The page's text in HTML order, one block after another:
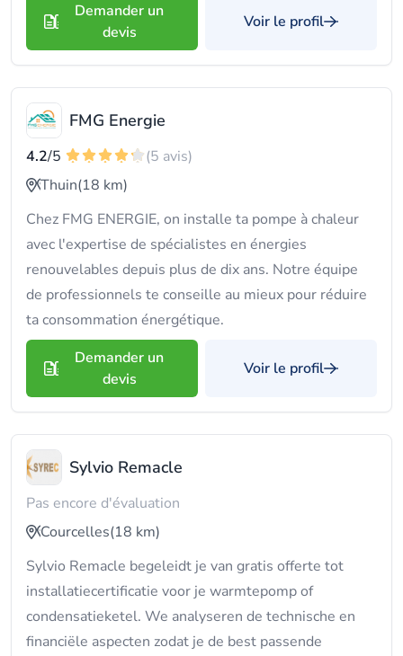
Demander un
devis
Voir le profil
FMG Energie
4.2/5
(5 avis)
Thuin(18 km)
Chez FMG ENERGIE, on installe ta pompe à chaleur
avec l'expertise de spécialistes en énergies
renouvelables depuis plus de dix ans. Notre équipe
de professionnels te conseille au mieux pour réduire
ta consommation énergétique.
Demander un
devis
Voir le profil
Sylvio Remacle
Pas encore d'évaluation
Courcelles(18 km)
Sylvio Remacle begeleidt je van gratis offerte tot
installatiecertificatie voor je warmtepomp of
condensatieketel. We analyseren de technische en
financiële aspecten zodat je de best passende